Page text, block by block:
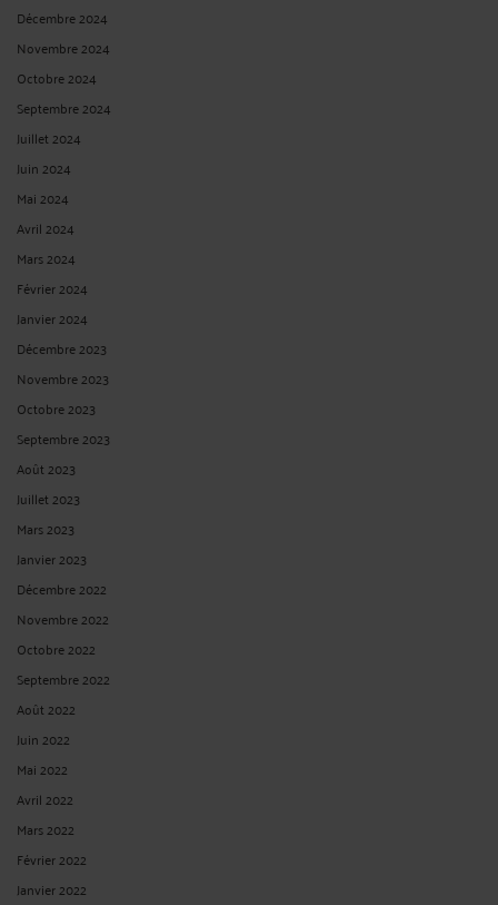
Décembre 2024
Novembre 2024
Octobre 2024
Septembre 2024
Juillet 2024
Juin 2024
Mai 2024
Avril 2024
Mars 2024
Février 2024
Janvier 2024
Décembre 2023
Novembre 2023
Octobre 2023
Septembre 2023
Août 2023
Juillet 2023
Mars 2023
Janvier 2023
Décembre 2022
Novembre 2022
Octobre 2022
Septembre 2022
Août 2022
Juin 2022
Mai 2022
Avril 2022
Mars 2022
Février 2022
Janvier 2022